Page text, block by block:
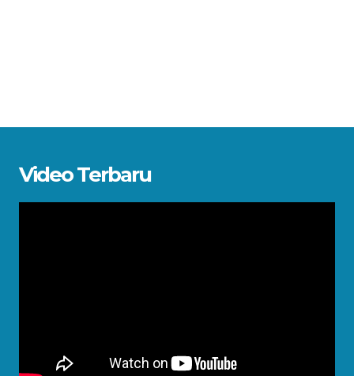
Video Terbaru